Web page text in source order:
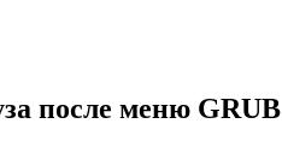
после меню GRUB